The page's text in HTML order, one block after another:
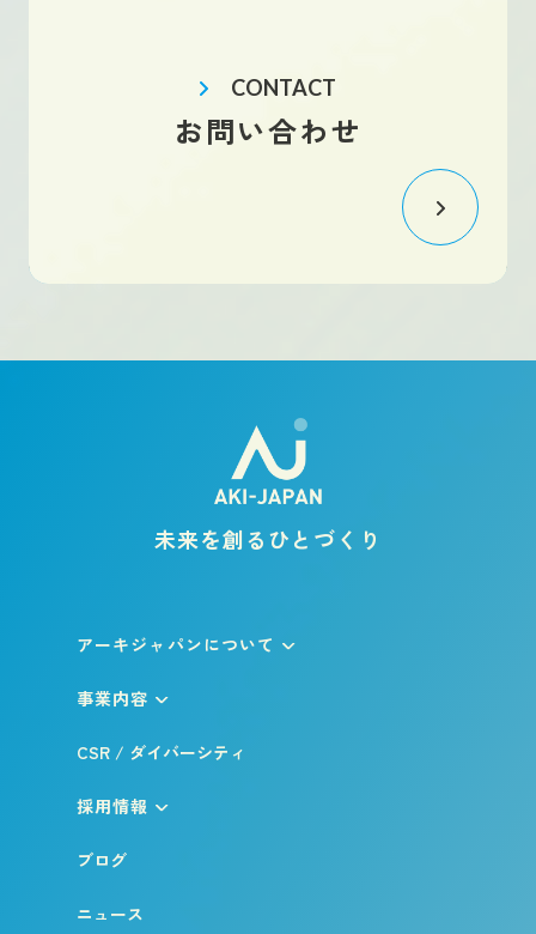
CONTACT
お問い合わせ
未来を創るひとづくり
アーキジャパンについて
事業内容
CSR / ダイバーシティ
採用情報
ブログ
ニュース